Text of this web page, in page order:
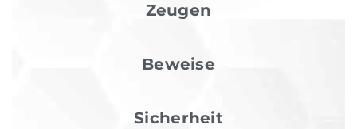
Zeugen
Beweise
Sicherheit